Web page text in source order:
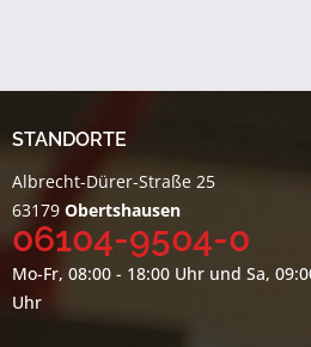
STANDORTE
Albrecht-Dürer-Straße 25
63179 Obertshausen
06104-9504-0
Mo-Fr, 08:00 - 18:00 Uhr und Sa,
Uhr